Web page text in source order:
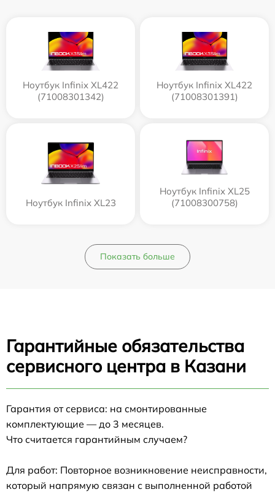
Ноутбук Infinix XL422
(71008301342)
Ноутбук Infinix XL422
(71008301391)
Ноутбук Infinix XL23
Ноутбук Infinix XL25
(71008300758)
Показать больше
Гарантийные обязательства
сервисного центра в Казани
Гарантия от сервиса: на смонтированные
комплектующие — до 3 месяцев.
Что считается гарантийным случаем?
Для работ: Повторное возникновение неисправности,
который напрямую связан с выполненной работой